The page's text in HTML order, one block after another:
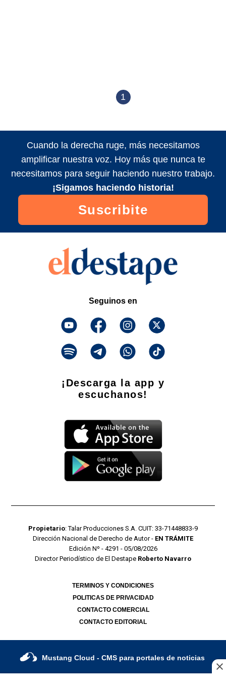
1
Cuando la derecha ruge, más necesitamos
amplificar nuestra voz. Hoy más que nunca te
necesitamos para seguir haciendo nuestro trabajo.
¡Sigamos haciendo historia!
Suscribite
Seguinos en
¡Descarga la app y
escuchanos!
Propietario: Talar Producciones S.A. CUIT: 33-71448833-9
Dirección Nacional de Derecho de Autor - EN TRÁMITE
Edición Nº - 4291 - 05/08/2026
Director Periodístico de El Destape Roberto Navarro
TERMINOS Y CONDICIONES
POLITICAS DE PRIVACIDAD
CONTACTO COMERCIAL
CONTACTO EDITORIAL
Mustang Cloud - CMS para portales de noticias